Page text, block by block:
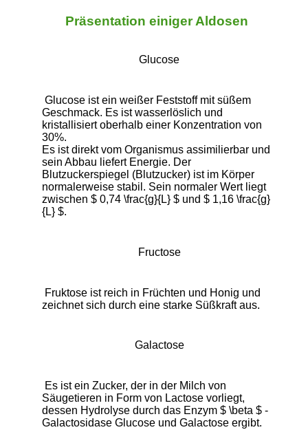
Präsentation einiger Aldosen
Glucose
Geschmack. Es ist wasserlöslich und
kristallisiert oberhalb einer Konzentration von
30%.
Es ist direkt vom Organismus assimilierbar und
sein Abbau liefert Energie. Der
Blutzuckerspiegel (Blutzucker) ist im Körper
normalerweise stabil. Sein normaler Wert liegt
zwischen $ 0,74 \frac{g}{L} $ und $ 1,16 \frac{g}
{L} $.
Fructose
zeichnet sich durch eine starke Süßkraft aus.
Galactose
Säugetieren in Form von Lactose vorliegt,
dessen Hydrolyse durch das Enzym $ \beta $ -
Galactosidase Glucose und Galactose ergibt.